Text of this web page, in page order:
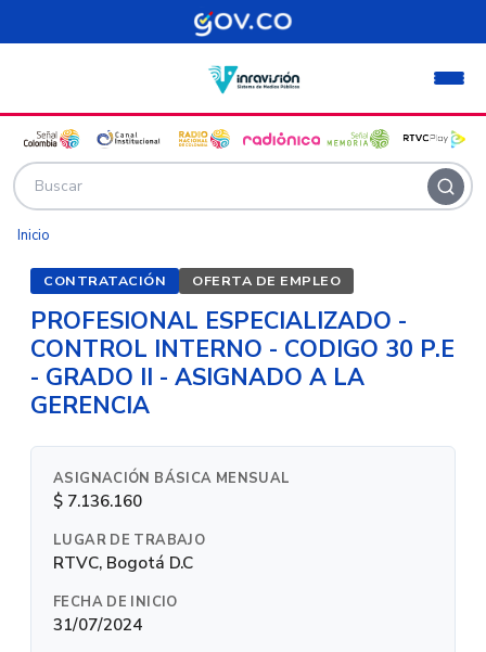
Pasar al contenido principal
Inicio
CONTRATACIÓN OFERTA DE EMPLEO
PROFESIONAL ESPECIALIZADO -
CONTROL INTERNO - CODIGO 30 P.E
- GRADO II - ASIGNADO A LA
GERENCIA
ASIGNACIÓN BÁSICA MENSUAL
$ 7.136.160
LUGAR DE TRABAJO
RTVC, Bogotá D.C
FECHA DE INICIO
31/07/2024